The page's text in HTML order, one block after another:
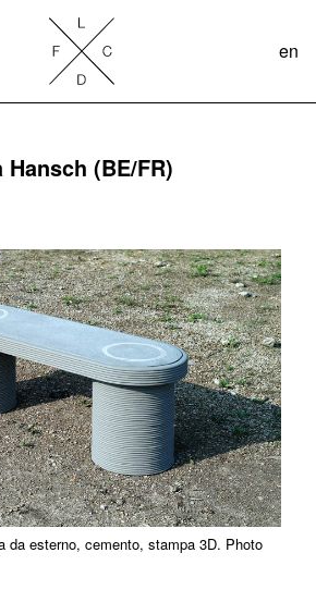
en
Hansch (BE/FR)
da esterno, cemento, stampa 3D. Photo